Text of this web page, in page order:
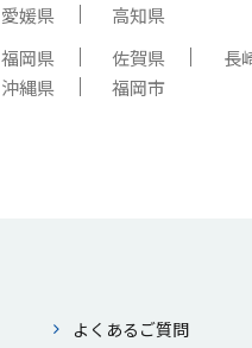
愛媛県
高知県
福岡県 佐賀県
長
沖縄県
福岡市
よくあるご質問